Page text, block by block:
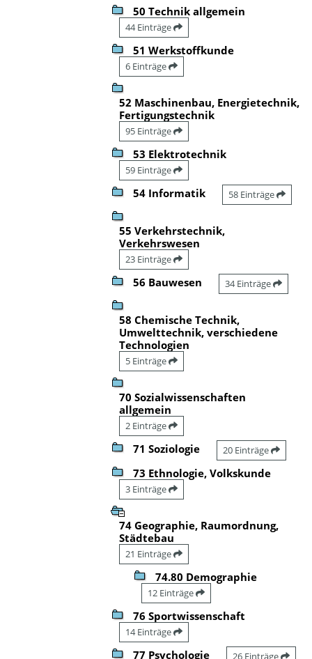
50 Technik allgemein
44 Einträge
51 Werkstoffkunde
6 Einträge
52 Maschinenbau, Energietechnik,
Fertigungstechnik
95 Einträge
53 Elektrotechnik
59 Einträge
54 Informatik 58 Einträge
55 Verkehrstechnik,
Verkehrswesen
23 Einträge
56 Bauwesen 34 Einträge
58 Chemische Technik,
Umwelttechnik, verschiedene
Technologien
5 Einträge
70 Sozialwissenschaften
allgemein
2 Einträge
71 Soziologie 20 Einträge
73 Ethnologie, Volkskunde
3 Einträge
74 Geographie, Raumordnung,
Städtebau
21 Einträge
74.80 Demographie
12 Einträge
76 Sportwissenschaft
14 Einträge
77 Psychologie 26 Einträge